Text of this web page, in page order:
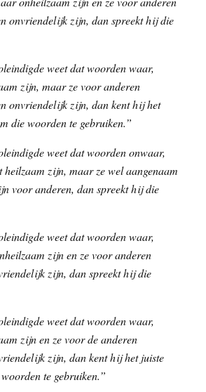
onvriendelijk zijn, dan spreekt hij die
weet dat woorden waar,
zijn, maar ze voor anderen
onvriendelijk zijn, dan kent hij het
die woorden te gebruiken.”
weet dat woorden onwaar,
heilzaam zijn, maar ze wel aangenaam
voor anderen, dan spreekt hij die
weet dat woorden waar,
zijn en ze voor anderen
zijn, dan spreekt hij die
weet dat woorden waar,
zijn en ze voor de anderen
zijn, dan kent hij het juiste
te gebruiken.”